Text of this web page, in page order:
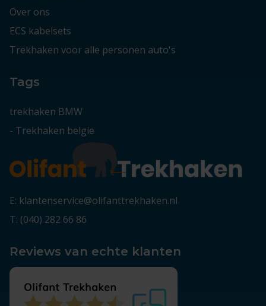
Over ons
ECS kabelsets
Trekhaken voor alle personen auto's
Tags
trekhaken BMW
- Trekhaken belgie
E: klantenservice@olifanttrekhaken.nl
T: (040) 282 66 86
Reviews van echte klanten